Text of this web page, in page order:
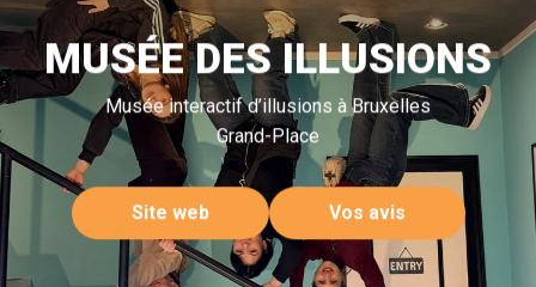
MUSÉE DES ILLUSIONS
Musée interactif d’illusions à Bruxelles
Grand-Place
Site web Vos avis